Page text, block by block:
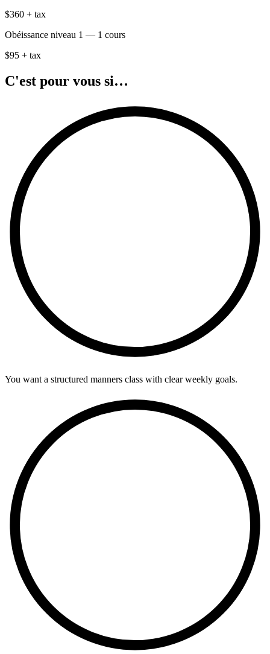
$360 + tax
Obéissance niveau 1 — 1 cours
$95 + tax
C'est pour vous si…
You want a structured manners class with clear weekly goals.